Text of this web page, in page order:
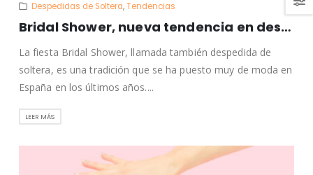
Despedidas de Soltera,Tendencias
Bridal Shower, nueva tendencia en despedidas de soltera
La fiesta Bridal Shower, llamada también despedida de
soltera, es una tradición que se ha puesto muy de moda en
España en los últimos años....
LEER MÁS